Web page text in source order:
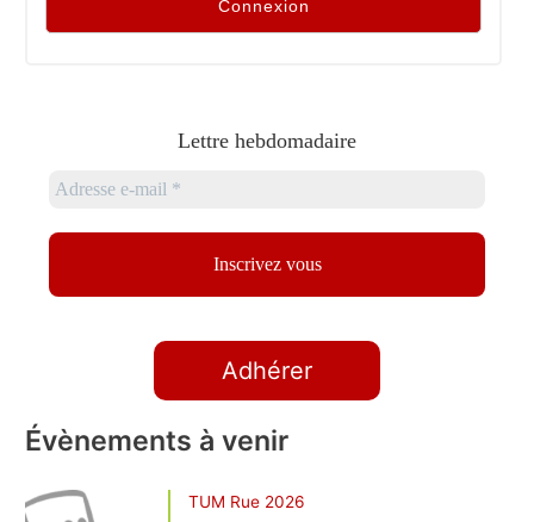
Lettre hebdomadaire
Adhérer
Évènements à venir
TUM Rue 2026